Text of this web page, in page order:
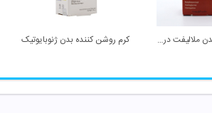
کرم روشن کننده بدن ملالیفت درمالیفت کرم روشن کننده بدن ژنوبایوتیک